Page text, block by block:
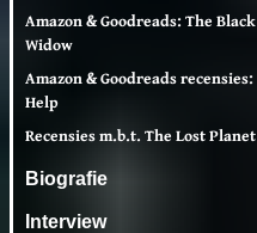
Amazon & Goodreads: The Black
Widow
Amazon & Goodreads recensies:
Help
Recensies m.b.t. The Lost Planet
Biografie
Interview